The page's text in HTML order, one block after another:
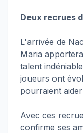
Deux recrues
L'arrivée de
Maria
talent
joueurs ont
pourraient
Avec ces
confirme ses